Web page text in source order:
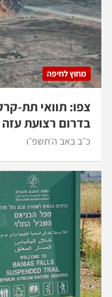
מחוץ לחיפה
צפו: תוואי תת-
בדרום רצועת עזה
כ״ב באב ה׳תשפ״ו